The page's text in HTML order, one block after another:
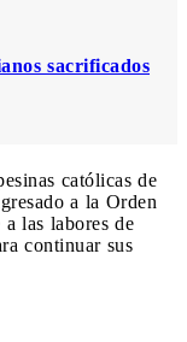
sacrificados
católicas de
a la Orden
las labores de
continuar sus